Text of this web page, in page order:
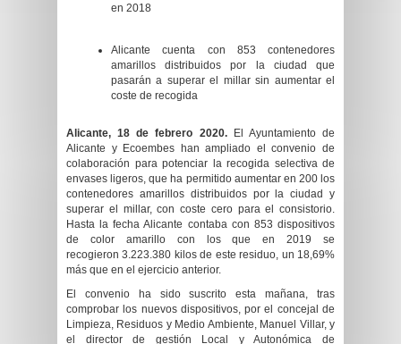
en 2018
Alicante cuenta con 853 contenedores
amarillos distribuidos por la ciudad que
pasarán a superar el millar sin aumentar el
coste de recogida
Alicante, 18 de febrero 2020.
El Ayuntamiento de
Alicante y Ecoembes han ampliado el convenio de
colaboración para potenciar la recogida selectiva de
envases ligeros, que ha permitido aumentar en 200 los
contenedores amarillos distribuidos por la ciudad y
superar el millar, con coste cero para el consistorio.
Hasta la fecha Alicante contaba con 853 dispositivos
de color amarillocon los que en2019 se
recogieron 3.223.380 kilos de este residuo, un 18,69%
más que en el ejercicio anterior.
El convenio ha sido suscrito esta mañana, tras
comprobar los nuevos dispositivos,por el concejal de
Limpieza, Residuos y Medio Ambiente, Manuel Villar, y
el director de gestión Local y Autonómica de